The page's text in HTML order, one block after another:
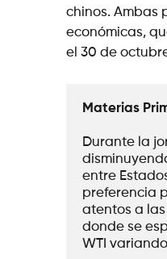
chinos. Ambas
económicas,
el 30 de
Materias
Durante la
entre
preferencia
atentos a
donde se